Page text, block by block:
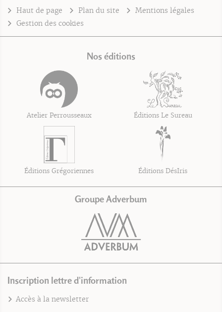
Haut de page Plan du site
Mentions légales
Gestion des cookies
Nos éditions
Atelier Perrousseaux Éditions Le Sureau
Éditions Grégoriennes Éditions DésIris
Groupe Adverbum
Inscription lettre d'information
Accès à la newsletter